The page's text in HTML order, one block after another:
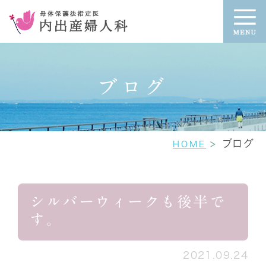
ブログ
HOME ブログ
シルバーウィークも後半で
す。
2021.09.24